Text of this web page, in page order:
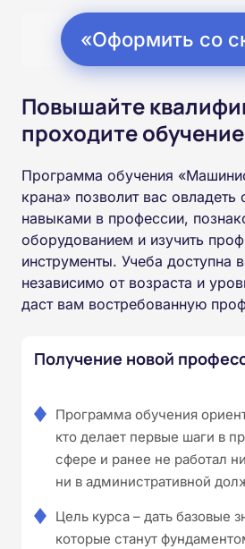
«Оформить со
Повышайте
проходите
Программа обучения
крана» позволит вас
навыками в профессии,
оборудованием и изучить
инструменты. Учеба
независимо от возраста и
даст вам востребованную
Получение новой
Программа обучения
кто делает первые шаги в
сфере и ранее не работал
ни в административной
Цель курса – дать базовые
которые станут